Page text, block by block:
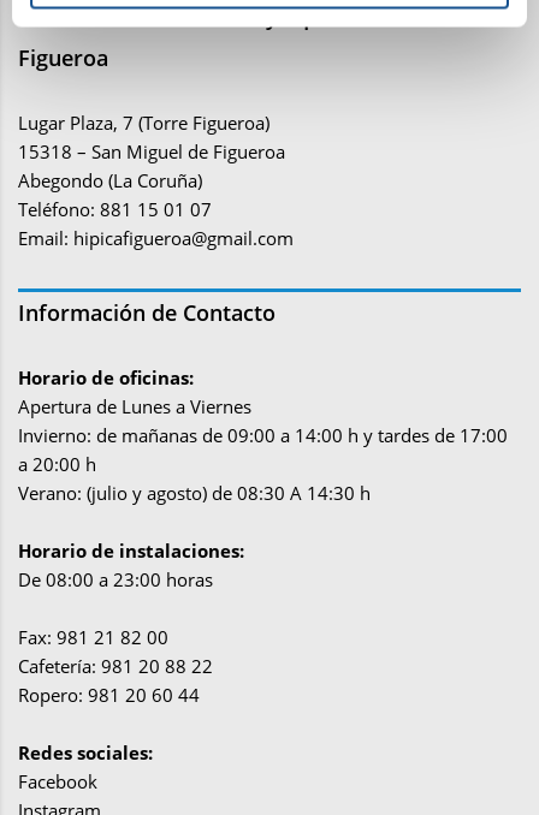
Instalaciones ecuestres y equitación Finca de
Figueroa
Lugar Plaza, 7 (Torre Figueroa)
15318 – San Miguel de Figueroa
Abegondo (La Coruña)
Teléfono: 881 15 01 07
Email: hipicafigueroa@gmail.com
Información de Contacto
Horario de oficinas:
Apertura de Lunes a Viernes
Invierno: de mañanas de 09:00 a 14:00 h y tardes de 17:00
a 20:00 h
Verano: (julio y agosto) de 08:30 A 14:30 h
Horario de instalaciones:
De 08:00 a 23:00 horas
Fax: 981 21 82 00
Cafetería: 981 20 88 22
Ropero: 981 20 60 44
Redes sociales:
Facebook
Instagram